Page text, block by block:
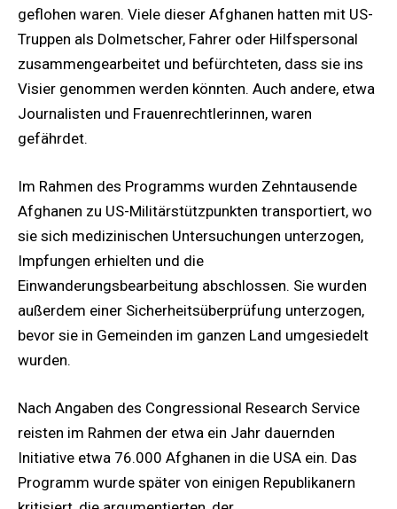
geflohen waren. Viele dieser Afghanen hatten mit US-
Truppen als Dolmetscher, Fahrer oder Hilfspersonal
zusammengearbeitet und befürchteten, dass sie ins
Visier genommen werden könnten. Auch andere, etwa
Journalisten und Frauenrechtlerinnen, waren
gefährdet.
Im Rahmen des Programms wurden Zehntausende
Afghanen zu US-Militärstützpunkten transportiert, wo
sie sich medizinischen Untersuchungen unterzogen,
Impfungen erhielten und die
Einwanderungsbearbeitung abschlossen. Sie wurden
außerdem einer Sicherheitsüberprüfung unterzogen,
bevor sie in Gemeinden im ganzen Land umgesiedelt
wurden.
Nach Angaben des Congressional Research Service
reisten im Rahmen der etwa ein Jahr dauernden
Initiative etwa 76.000 Afghanen in die USA ein. Das
Programm wurde später von einigen Republikanern